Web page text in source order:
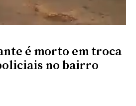
é morto em troca
no bairro